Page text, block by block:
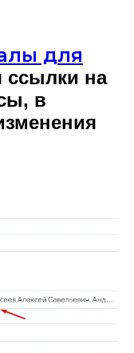
для
ссылки на
в